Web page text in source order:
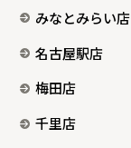
みなとみらい店
名古屋駅店
梅田店
千里店